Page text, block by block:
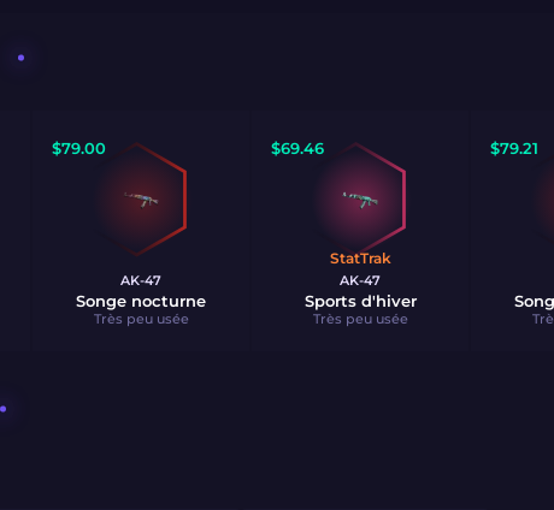
$79.00
AK-47
Songe nocturne
Très peu usée
$69.46
StatTrak
AK-47
Sports d'hiver
Très peu usée
$79.21